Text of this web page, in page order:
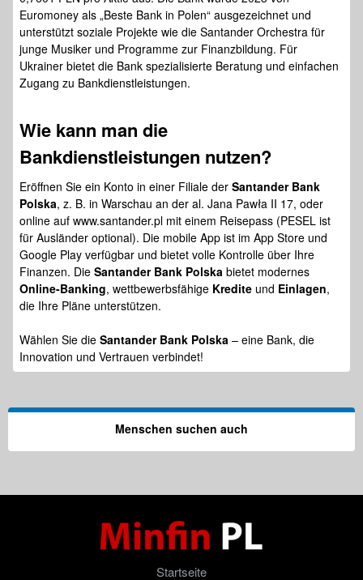
Euromoney als „Beste Bank in Polen“ ausgezeichnet und
unterstützt soziale Projekte wie die Santander Orchestra für
junge Musiker und Programme zur Finanzbildung. Für
Ukrainer bietet die Bank spezialisierte Beratung und einfachen
Zugang zu Bankdienstleistungen.
Wie kann man die
Bankdienstleistungen nutzen?
Eröffnen Sie ein Konto in einer Filiale der Santander Bank
Polska, z. B. in Warschau an der al. Jana Pawła II 17, oder
online auf www.santander.pl mit einem Reisepass (PESEL ist
für Ausländer optional). Die mobile App ist im App Store und
Google Play verfügbar und bietet volle Kontrolle über Ihre
Finanzen. Die Santander Bank Polska bietet modernes
Online-Banking, wettbewerbsfähige Kredite und Einlagen,
die Ihre Pläne unterstützen.
Wählen Sie die Santander Bank Polska – eine Bank, die
Innovation und Vertrauen verbindet!
Menschen suchen auch
Startseite